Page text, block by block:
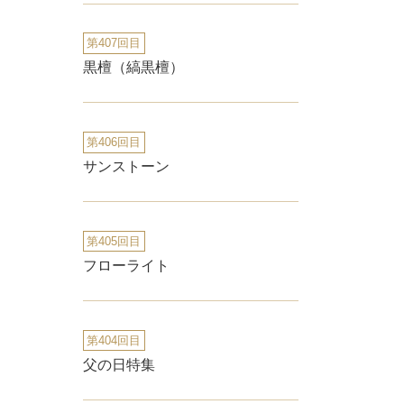
第407回目
黒檀（縞黒檀）
第406回目
サンストーン
第405回目
フローライト
第404回目
父の日特集